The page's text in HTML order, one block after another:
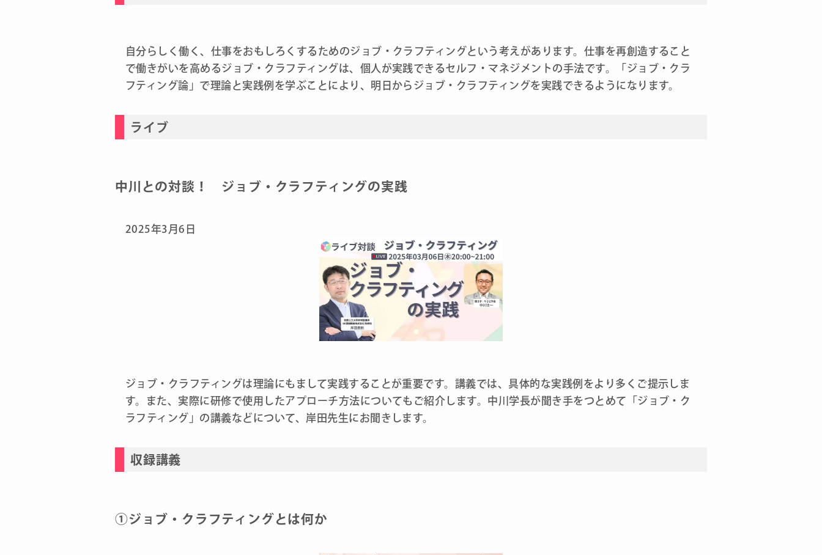
自分らしく働く、仕事をおもしろくするためのジョブ・クラフティングという考えがあります。仕事を再創造すること
で働きがいを高めるジョブ・クラフティングは、個人が実践できるセルフ・マネジメントの手法です。「ジョブ・クラ
フティング論」で理論と実践例を学ぶことにより、明日からジョブ・クラフティングを実践できるようになります。
ライブ
中川との対談！ ジョブ・クラフティングの実践
2025年3月6日
ジョブ・クラフティングは理論にもまして実践することが重要です。講義では、具体的な実践例をより多くご提示しま
す。また、実際に研修で使用したアプローチ方法についてもご紹介します。中川学長が聞き手をつとめて「ジョブ・ク
ラフティング」の講義などについて、岸田先生にお聞きします。
収録講義
①ジョブ・クラフティングとは何か